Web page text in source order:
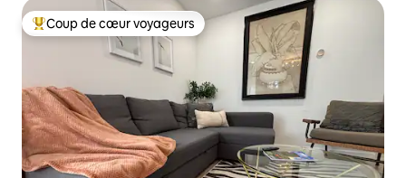
Coups de cœur voyageurs les plus appréciés
Coup de cœur voyageurs